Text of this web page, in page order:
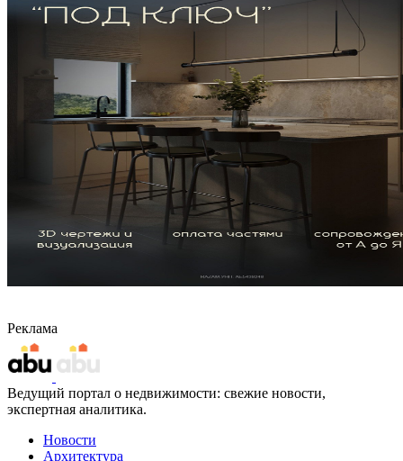
Реклама
Ведущий портал о недвижимости: свежие новости,
экспертная аналитика.
Новости
Архитектура